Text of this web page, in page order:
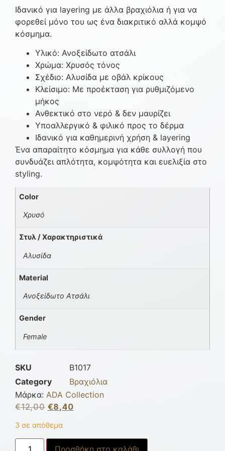
Ιδανικό για layering με άλλα βραχιόλια ή για να
φορεθεί μόνο του ως ένα διακριτικό αλλά κομψό
κόσμημα.
Υλικό: Ανοξείδωτο ατσάλι
Χρώμα: Χρυσός τόνος
Σχέδιο: Αλυσίδα με οβάλ κρίκους
Κλείσιμο: Με προέκταση για ρυθμιζόμενο
μήκος
Ανθεκτικό στο νερό & δεν μαυρίζει
Υποαλλεργικό & φιλικό προς το δέρμα
Ιδανικό για καθημερινή χρήση & layering
Ένα απαραίτητο κόσμημα για κάθε συλλογή που
συνδυάζει απλότητα, κομψότητα και ευελιξία στο
styling.
Color
Χρυσό
Στυλ / Χαρακτηριστικά
Αλυσίδα
Material
Ανοξείδωτο Ατσάλι
Gender
Female
SKU
B1017
Category
Βραχιόλια
Μάρκα: ADA Collection
€12,00 €8,40
3 σε απόθεμα
Προσθήκη στο καλάθι